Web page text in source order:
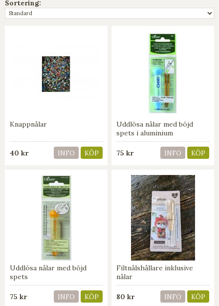
Sortering:
Knappnålar
40 kr INFO KÖP
Uddlösa nålar med böjd
spets i aluminium
75 kr INFO KÖP
Uddlösa nålar med böjd
spets
75 kr INFO KÖP
Filtnålshållare inklusive
nålar
80 kr INFO KÖP